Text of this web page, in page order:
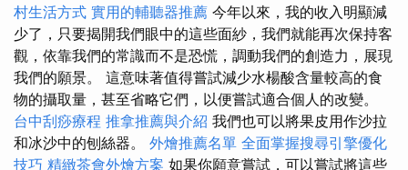
村生活方式 實用的輔聽器推薦 今年以來，我的收入明顯減
少了，只要揭開我們眼中的這些面紗，我們就能再次保持客
觀，依靠我們的常識而不是恐慌，調動我們的創造力，展現
我們的願景。 這意味著值得嘗試減少水楊酸含量較高的食
物的攝取量，甚至省略它們，以便嘗試適合個人的改變。
台中刮痧療程 推拿推薦與介紹 我們也可以將果皮用作沙拉
和冰沙中的刨絲器。 外燴推薦名單 全面掌握搜尋引擎優化
技巧 精緻茶會外燴方案 如果你願意嘗試，可以嘗試將這些